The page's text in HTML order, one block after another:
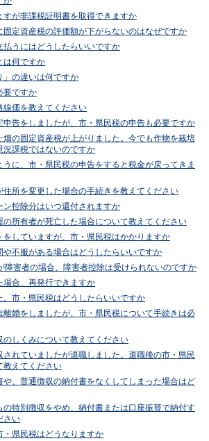
すが非課税証明書を取得できますか
固定資産税の評価額が下がらないのはなぜですか
払うにはどうしたらいいですか
は何ですか
」の違いは何ですか
要ですか
線価を教えてください
申告をしましたが、市・県民税の申告も必要ですか
畑の固定資産税が上がりました。今でも作物を栽培
況課税ではないのですか
うに、市・県民税の申告をすると税金が戻ってきま
住所を変更した場合の手続きを教えてください
ン控除分はいつ還付されますか
の所有者が死亡した場合について教えてください
をしていますが、市・県民税はかかりますか
や不服がある場合はどうしたらいいですか
障害者の場合、障害者控除は受けられないのですか
場合、再発行できますか
。市・県民税はどうしたらいいですか
離婚をしましたが、市・県民税について手続きは必
のしくみについて教えてください
れていましたが退職しました。退職後の市・県民
教えてください
や、普通徴収の納付書をなくしてしまった場合はど
の特別徴収をやめ、納付書または口座振替で納付す
さい
・県民税はどうなりますか